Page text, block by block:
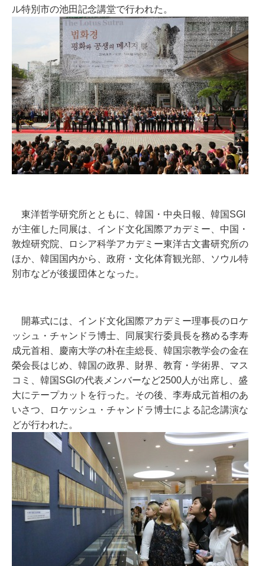
ル特別市の池田記念講堂で行われた。
東洋哲学研究所とともに、韓国・中央日報、韓国SGI
が主催した同展は、インド文化国際アカデミー、中国・
敦煌研究院、ロシア科学アカデミー東洋古文書研究所の
ほか、韓国国内から、政府・文化体育観光部、ソウル特
別市などが後援団体となった。
開幕式には、インド文化国際アカデミー理事長のロケ
ッシュ・チャンドラ博士、同展実行委員長を務める李寿
成元首相、慶南大学の朴在圭総長、韓国宗教学会の金在
榮会長はじめ、韓国の政界、財界、教育・学術界、マス
コミ、韓国SGIの代表メンバーなど2500人が出席し、盛
大にテープカットを行った。その後、李寿成元首相のあ
いさつ、ロケッシュ・チャンドラ博士による記念講演な
どが行われた。